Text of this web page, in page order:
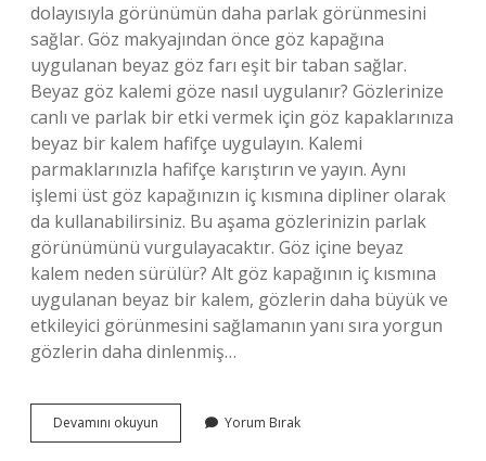
dolayısıyla görünümün daha parlak görünmesini
sağlar. Göz makyajından önce göz kapağına
uygulanan beyaz göz farı eşit bir taban sağlar.
Beyaz göz kalemi göze nasıl uygulanır? Gözlerinize
canlı ve parlak bir etki vermek için göz kapaklarınıza
beyaz bir kalem hafifçe uygulayın. Kalemi
parmaklarınızla hafifçe karıştırın ve yayın. Aynı
işlemi üst göz kapağınızın iç kısmına dipliner olarak
da kullanabilirsiniz. Bu aşama gözlerinizin parlak
görünümünü vurgulayacaktır. Göz içine beyaz
kalem neden sürülür? Alt göz kapağının iç kısmına
uygulanan beyaz bir kalem, gözlerin daha büyük ve
etkileyici görünmesini sağlamanın yanı sıra yorgun
gözlerin daha dinlenmiş…
Devamını okuyun
Göz
Yorum Bırak